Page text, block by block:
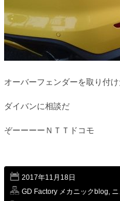
オーバーフェンダーを取り付
ダイバンに相談だ
ぞーーーーＮＴＴドコモ
2017年11月18日
GD Factory メカニックblog,